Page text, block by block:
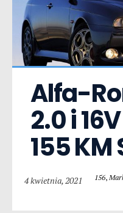
Alfa-
2.0 i
155 KM
4 kwietnia, 2021 156,